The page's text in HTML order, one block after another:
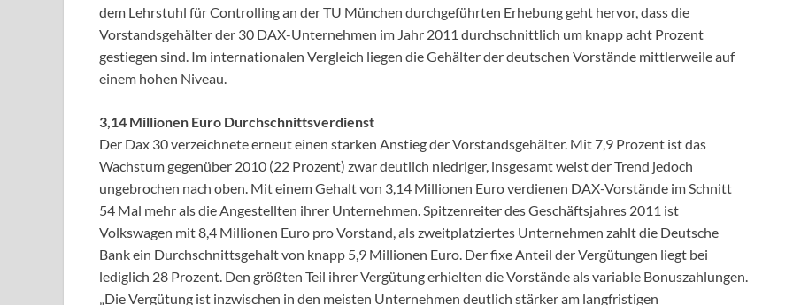
dem Lehrstuhl für Controlling an der TU München durchgeführten Erhebung geht hervor, dass die
Vorstandsgehälter der 30 DAX-Unternehmen im Jahr 2011 durchschnittlich um knapp acht Prozent
gestiegen sind. Im internationalen Vergleich liegen die Gehälter der deutschen Vorstände mittlerweile auf
einem hohen Niveau.
3,14 Millionen Euro Durchschnittsverdienst
Der Dax 30 verzeichnete erneut einen starken Anstieg der Vorstandsgehälter. Mit 7,9 Prozent ist das
Wachstum gegenüber 2010 (22 Prozent) zwar deutlich niedriger, insgesamt weist der Trend jedoch
ungebrochen nach oben. Mit einem Gehalt von 3,14 Millionen Euro verdienen DAX-Vorstände im Schnitt
54 Mal mehr als die Angestellten ihrer Unternehmen. Spitzenreiter des Geschäftsjahres 2011 ist
Volkswagen mit 8,4 Millionen Euro pro Vorstand, als zweitplatziertes Unternehmen zahlt die Deutsche
Bank ein Durchschnittsgehalt von knapp 5,9 Millionen Euro. Der fixe Anteil der Vergütungen liegt bei
lediglich 28 Prozent. Den größten Teil ihrer Vergütung erhielten die Vorstände als variable Bonuszahlungen.
„Die Vergütung ist inzwischen in den meisten Unternehmen deutlich stärker am langfristigen